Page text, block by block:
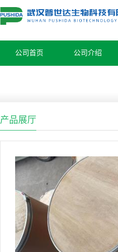
公司首页 公司介绍
产品展厅